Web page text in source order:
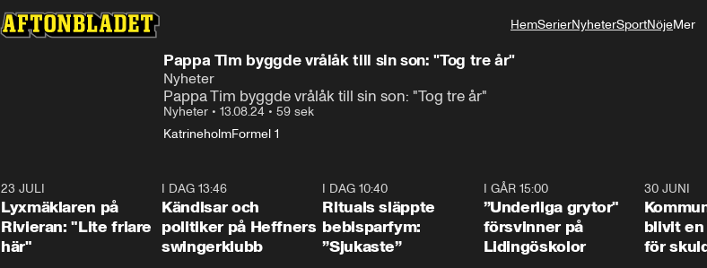
HemSerierNyheterSportNöjeMer
Pappa Tim byggde vrålåk till sin son: "Tog tre år"
Nyheter
Pappa Tim byggde vrålåk till sin son: "Tog tre år"
Nyheter • 13.08.24 • 59 sek
KatrineholmFormel 1
23 JULI
Lyxmäklaren på
Rivieran: "Lite friare
här"
I DAG 13:46
Kändisar och
politiker på Heffners
swingerklubb
I DAG 10:40
Rituals släppte
bebisparfym:
”Sjukaste”
I GÅR 15:00
”Underliga grytor"
försvinner på
Lidingöskolor
30 JUNI
blivit
för